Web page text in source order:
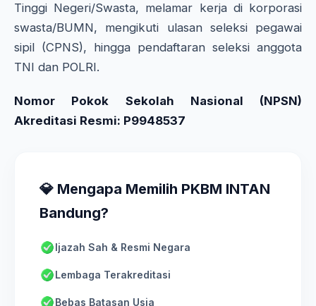
Tinggi Negeri/Swasta, melamar kerja di korporasi
swasta/BUMN, mengikuti ulasan seleksi pegawai
sipil (CPNS), hingga pendaftaran seleksi anggota
TNI dan POLRI.
Nomor Pokok Sekolah Nasional (NPSN)
Akreditasi Resmi: P9948537
💎 Mengapa Memilih PKBM INTAN
Bandung?
Ijazah Sah & Resmi Negara
Lembaga Terakreditasi
Bebas Batasan Usia